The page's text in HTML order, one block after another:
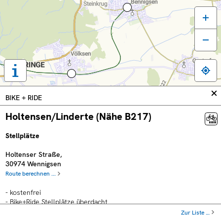
Tastaturbedienung,
Legende
und
weitere
Informationen
anzeigen
BIKE + RIDE
Holtensen/Linderte (Nähe B217)
Stellplätze
Holtenser Straße,
30974 Wennigsen
Route berechnen ...
- kostenfrei
- Bike+Ride Stellplätze überdacht
Zur Liste …